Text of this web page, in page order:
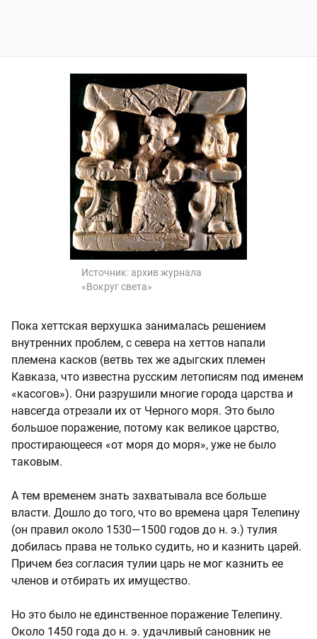
Источник: архив журнала
«Вокруг света»
Пока хеттская верхушка занималась решением
внутренних проблем, с севера на хеттов напали
племена касков (ветвь тех же адыгских племен
Кавказа, что известна русским летописям под именем
«касогов»). Они разрушили многие города царства и
навсегда отрезали их от Черного моря. Это было
большое поражение, потому как великое царство,
простирающееся «от моря до моря», уже не было
таковым.
А тем временем знать захватывала все больше
власти. Дошло до того, что во времена царя Телепину
(он правил около 1530—1500 годов до н. э.) тулия
добилась права не только судить, но и казнить царей.
Причем без согласия тулии царь не мог казнить ее
членов и отбирать их имущество.
Но это было не единственное поражение Телепину.
Около 1450 года до н. э. удачливый сановник не